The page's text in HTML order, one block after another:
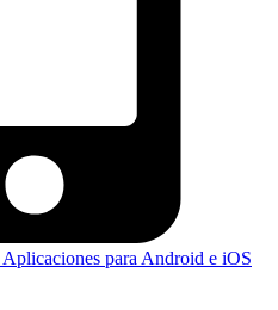
Aplicaciones para Android e iOS